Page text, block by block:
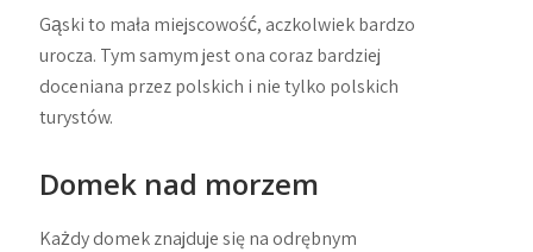
Gąski to mała miejscowość, aczkolwiek bardzo
urocza. Tym samym jest ona coraz bardziej
doceniana przez polskich i nie tylko polskich
turystów.
Domek nad morzem
Każdy domek znajduje się na odrębnym